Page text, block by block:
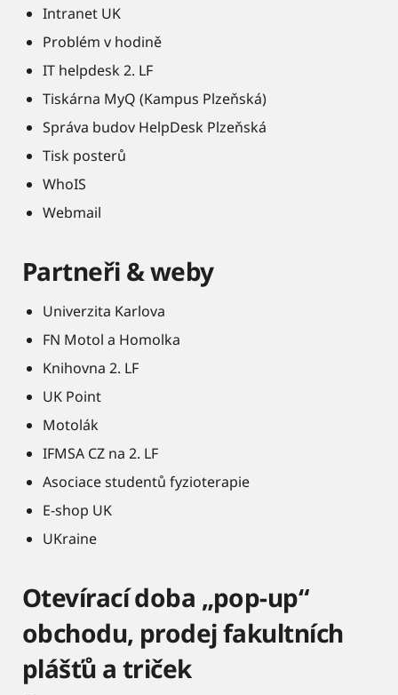
Intranet UK
Problém v hodině
IT helpdesk 2. LF
Tiskárna MyQ (Kampus Plzeňská)
Správa budov HelpDesk Plzeňská
Tisk posterů
WhoIS
Webmail
Partneři & weby
Univerzita Karlova
FN Motol a Homolka
Knihovna 2. LF
UK Point
Motolák
IFMSA CZ na 2. LF
Asociace studentů fyzioterapie
E-shop UK
UKraine
Otevírací doba „pop-up“
obchodu, prodej fakultních
plášťů a triček